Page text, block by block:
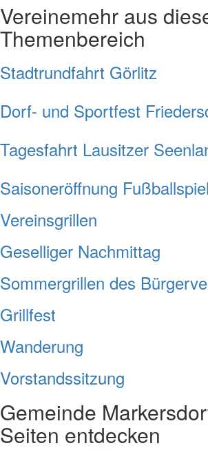
Vereinemehr aus
Themenbereich
Stadtrundfahrt Görlitz
Dorf- und Sportfest
Tagesfahrt Lausitzer
Saisoneröffnung
Vereinsgrillen
Geselliger Nachmittag
Sommergrillen des
Grillfest
Wanderung
Vorstandssitzung
Gemeinde
Seiten entdecken